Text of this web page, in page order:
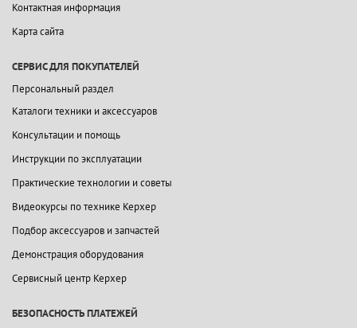
Контактная информация
Карта сайта
СЕРВИС ДЛЯ ПОКУПАТЕЛЕЙ
Персональный раздел
Каталоги техники и аксессуаров
Консультации и помощь
Инструкции по эксплуатации
Практические технологии и советы
Видеокурсы по технике Керхер
Подбор аксессуаров и запчастей
Демонстрация оборудования
Сервисный центр Керхер
БЕЗОПАСНОСТЬ ПЛАТЕЖЕЙ